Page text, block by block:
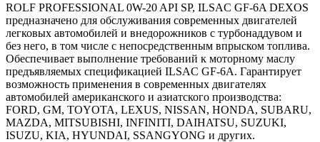
ROLF PROFESSIONAL 0W-20 API SP, ILSAC GF-6A DEXOS
предназначено для обслуживания современных двигателей
легковых автомобилей и внедорожников с турбонаддувом и
без него, в том числе с непосредственным впрыском топлива.
Обеспечивает выполнение требований к моторному маслу
предъявляемых спецификацией ILSAC GF-6A. Гарантирует
возможность применения в современных двигателях
автомобилей американского и азиатского производства:
FORD, GM, TOYOTA, LEXUS, NISSAN, HONDA, SUBARU,
MAZDA, MITSUBISHI, INFINITI, DAIHATSU, SUZUKI,
ISUZU, KIA, HYUNDAI, SSANGYONG и других.